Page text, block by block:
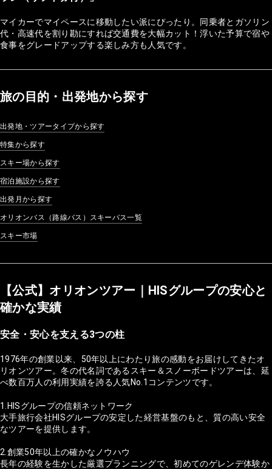
マイカーでマイペースに移動したい派にぴったり。同乗者とガソリン
代・高速代を割り勘にすれば交通費を大幅カット！浮いた予算で宿や
食事をグレードアップする楽しみ方も人気です。
旅の目的・出発地から探す
出発地・ツアータイプから探す
特集から探す
スキー場から探す
宿泊施設から探す
出発月から探す
オリオンバス（路線バス）スキーバス一覧
スキー市場
【公式】オリオンツアー｜HISグループの安心と
確かな実績
安全・安心を支える3つの柱
1976年の創業以来、50年以上にわたり旅の感動をお届けしてきたオ
リオンツアー。冬の代名詞であるスキー＆スノーボードツアーは、延
べ数百万人の利用実績を誇る人気No.1コンテンツです。
1.HISグループの信頼ネットワーク
大手旅行会社HISグループの安定した経営基盤のもと、質の高い安全
なツアーを提供します。
2.創業50年以上の確かなノウハウ
長年の経験を生かした厳選プランニングで、初めてのゲレンデ体験か